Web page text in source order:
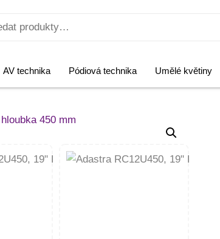
AV technika Pódiová technika Umělé květiny